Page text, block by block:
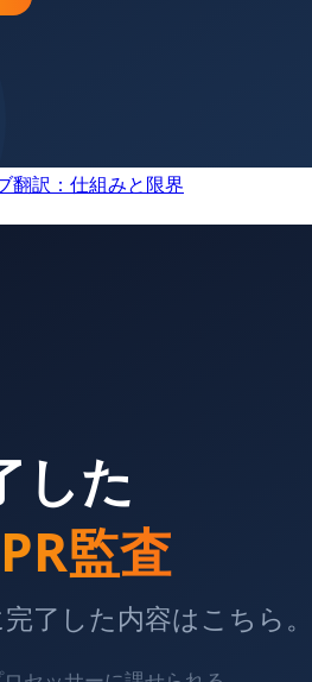
翻訳：仕組みと限界